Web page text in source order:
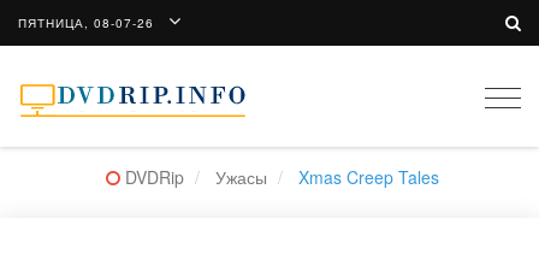
ПЯТНИЦА, 08-07-26
DVDRip Ужасы Xmas Creep Tales